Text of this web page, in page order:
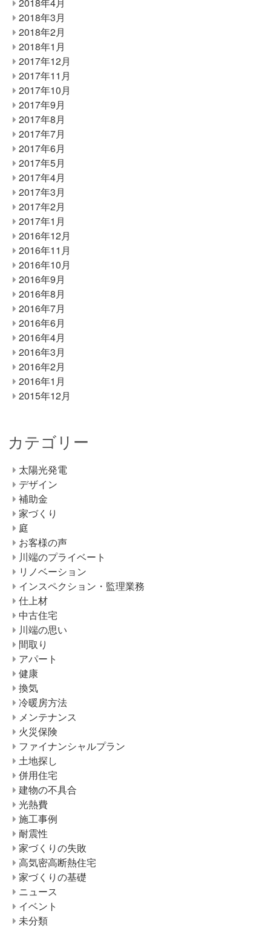
2018年3月
2018年2月
2018年1月
2017年12月
2017年11月
2017年10月
2017年9月
2017年8月
2017年7月
2017年6月
2017年5月
2017年4月
2017年3月
2017年2月
2017年1月
2016年12月
2016年11月
2016年10月
2016年9月
2016年8月
2016年7月
2016年6月
2016年4月
2016年3月
2016年2月
2016年1月
2015年12月
カテゴリー
太陽光発電
デザイン
補助金
家づくり
庭
お客様の声
川端のプライベート
リノベーション
インスペクション・監理業務
仕上材
中古住宅
川端の思い
間取り
アパート
健康
換気
冷暖房方法
メンテナンス
火災保険
ファイナンシャルプラン
土地探し
併用住宅
建物の不具合
光熱費
施工事例
耐震性
家づくりの失敗
高気密高断熱住宅
家づくりの基礎
ニュース
イベント
未分類